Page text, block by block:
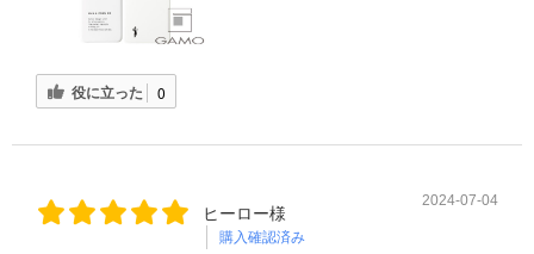
役に立った 0
ヒーロー様
購入確認済み
2024-07-04